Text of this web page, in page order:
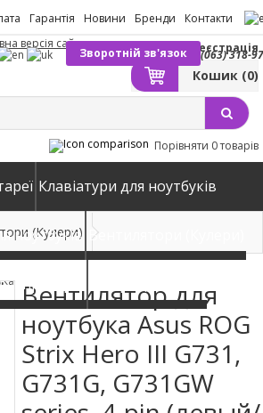
Гарантія Новини Бренди Контакти
(063) 318-
Зворотній зв'язок
Вхід Реєстрація
Кошик (0)
версія сайту
Порівняти 0 товарів
Клавіатури для ноутбуків
ноутбуків Вентилятори (Кулери)
пристрої
(Кулери)
Вентилятор для
ноутбука Asus ROG
Strix Hero III G731,
G731G, G731GW